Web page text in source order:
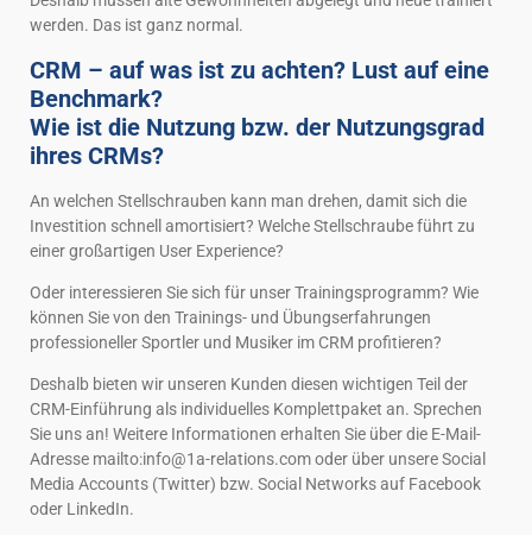
werden. Das ist ganz normal.
CRM – auf was ist zu achten? Lust auf eine
Benchmark?
Wie ist die Nutzung bzw. der Nutzungsgrad
ihres CRMs?
An welchen Stellschrauben kann man drehen, damit sich die
Investition schnell amortisiert? Welche Stellschraube führt zu
einer großartigen User Experience?
Oder interessieren Sie sich für unser Trainingsprogramm? Wie
können Sie von den Trainings- und Übungserfahrungen
professioneller Sportler und Musiker im CRM profitieren?
Deshalb bieten wir unseren Kunden diesen wichtigen Teil der
CRM-Einführung als individuelles Komplettpaket an. Sprechen
Sie uns an! Weitere Informationen erhalten Sie über die E-Mail-
Adresse mailto:info@1a-relations.com oder über unsere Social
Media Accounts (Twitter) bzw. Social Networks auf Facebook
oder LinkedIn.